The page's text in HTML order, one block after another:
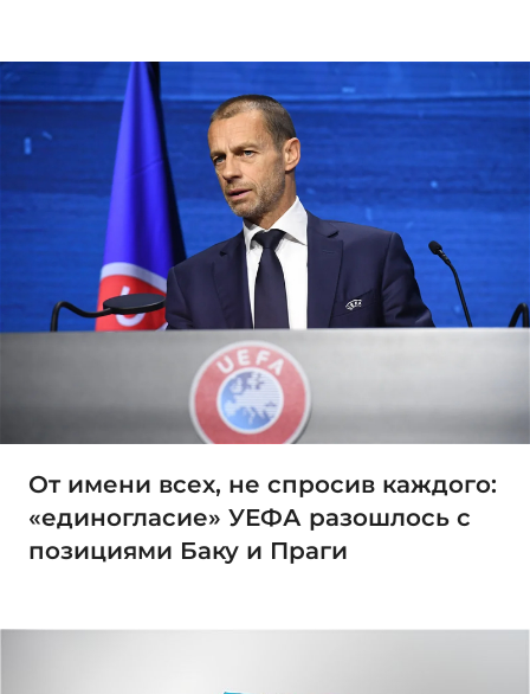
От имени всех, не спросив каждого:
«единогласие» УЕФА разошлось с
позициями Баку и Праги